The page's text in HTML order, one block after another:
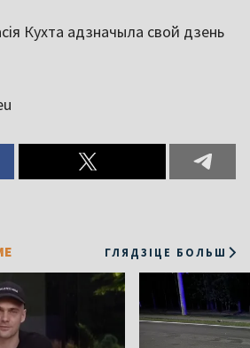
Кухта адзначыла свой дзень
ГЛЯДЗІЦЕ БОЛЬШ